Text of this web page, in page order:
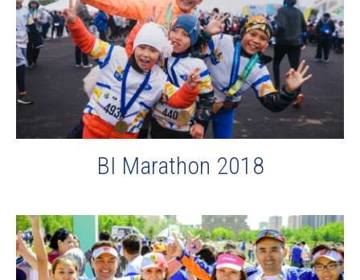
BI Marathon 2018